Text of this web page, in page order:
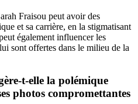
Fraisou peut avoir des
et sa carrière, en la stigmatisant
également influencer les
sont offertes dans le milieu de la
t-elle la polémique
photos compromettantes